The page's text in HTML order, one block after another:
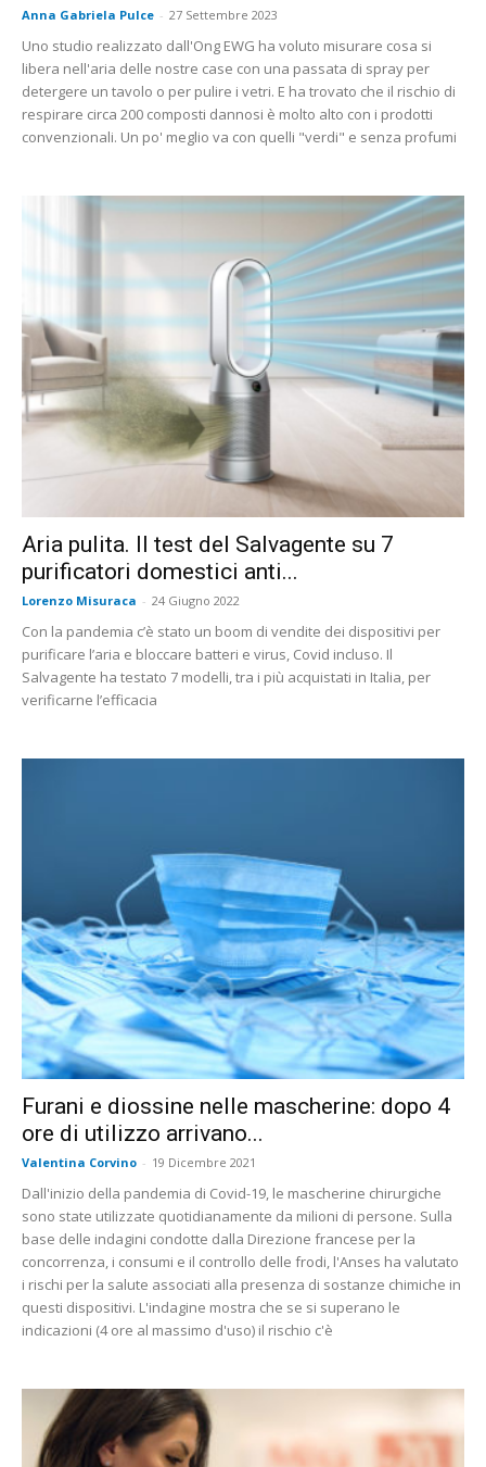
Anna Gabriela Pulce - 27 Settembre 2023
Uno studio realizzato dall'Ong EWG ha voluto misurare cosa si
libera nell'aria delle nostre case con una passata di spray per
detergere un tavolo o per pulire i vetri. E ha trovato che il rischio di
respirare circa 200 composti dannosi è molto alto con i prodotti
convenzionali. Un po' meglio va con quelli "verdi" e senza profumi
Aria pulita. Il test del Salvagente su 7
purificatori domestici anti...
Lorenzo Misuraca - 24 Giugno 2022
Con la pandemia c’è stato un boom di vendite dei dispositivi per
purificare l’aria e bloccare batteri e virus, Covid incluso. Il
Salvagente ha testato 7 modelli, tra i più acquistati in Italia, per
verificarne l’efficacia
Furani e diossine nelle mascherine: dopo 4
ore di utilizzo arrivano...
Valentina Corvino - 19 Dicembre 2021
Dall'inizio della pandemia di Covid-19, le mascherine chirurgiche
sono state utilizzate quotidianamente da milioni di persone. Sulla
base delle indagini condotte dalla Direzione francese per la
concorrenza, i consumi e il controllo delle frodi, l'Anses ha valutato
i rischi per la salute associati alla presenza di sostanze chimiche in
questi dispositivi. L'indagine mostra che se si superano le
indicazioni (4 ore al massimo d'uso) il rischio c'è